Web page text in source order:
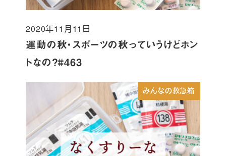
運動の秋・スポーツの秋っていうけどホン
トなの？#463
投稿日
2020年11月11日
みんなの救急箱